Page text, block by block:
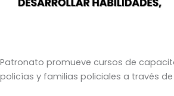
Patronato promueve cursos de
policías y familias policiales a través de